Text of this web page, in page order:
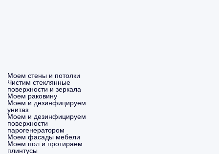
Моем стены и потолки
Чистим стеклянные
поверхности и зеркала
Моем раковину
Моем и дезинфицируем
унитаз
Моем и дезинфицируем
поверхности
парогенератором
Моем фасады мебели
Моем пол и протираем
плинтусы